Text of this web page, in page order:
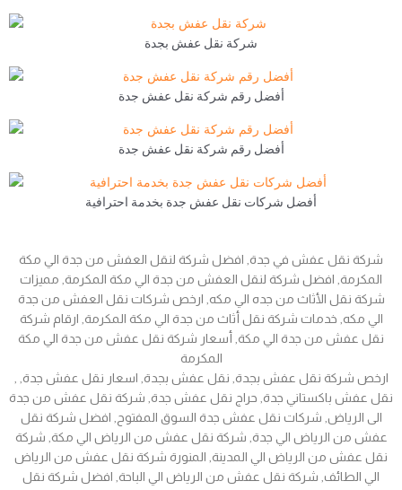
شركة نقل عفش بجدة
أفضل رقم شركة نقل عفش جدة
أفضل رقم شركة نقل عفش جدة
أفضل شركات نقل عفش جدة بخدمة احترافية
شركة نقل عفش في جدة, افضل شركة لنقل العفش من جدة الي مكة
المكرمة, افضل شركة لنقل العفش من جدة الي مكة المكرمة, مميزات
شركة نقل الأثاث من جده الي مكه, ارخص شركات نقل العفش من جدة
الي مكه, خدمات شركة نقل أثاث من جدة الي مكة المكرمة, ارقام شركة
نقل عفش من جدة الي مكة, أسعار شركة نقل عفش من جدة الي مكة
المكرمة
نقل عفش باكستاني جدة, حراج نقل عفش جدة, شركة نقل عفش من جدة
الى الرياض, شركات نقل عفش جدة السوق المفتوح, افضل شركة نقل
عفش من الرياض الي جدة, شركة نقل عفش من الرياض الي مكة, شركة
نقل عفش من الرياض الي المدينة, المنورة شركة نقل عفش من الرياض
الي الطائف, شركة نقل عفش من الرياض الي الباحة, افضل شركة نقل